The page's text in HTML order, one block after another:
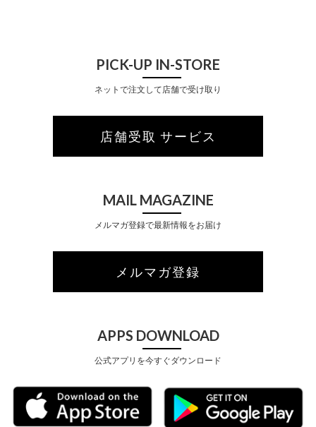
PICK-UP IN-STORE
ネットで注文して店舗で受け取り
店舗受取 サービス
MAIL MAGAZINE
メルマガ登録で最新情報をお届け
メルマガ登録
APPS DOWNLOAD
公式アプリを今すぐダウンロード